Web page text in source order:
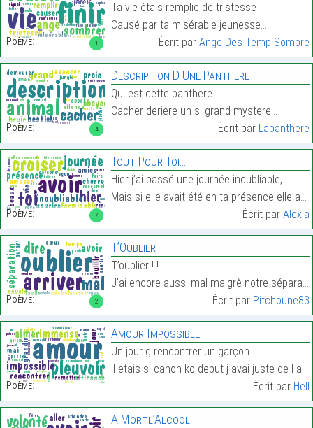
1
Poème:
Ta vie étais remplie de tristesse
Causé par ta misérable jeunesse…
Écrit par Ange Des Temp Sombre
4
Poème:
Description D Une Panthere
Qui est cette panthere
Cacher deriere un si grand mystere…
Écrit par Lapanthere
7
Poème:
Tout Pour Toi…
Hier j’ai passé une journée inoubliable,
Mais si elle avait été en ta présence elle aurait …
Écrit par Alexia
2
Poème:
T’Oublier
T’oublier ! !
J’ai encore aussi mal malgrè notre séparation…
Écrit par Pitchoune83
Poème:
Amour Impossible
Un jour g rencontrer un garçon
Il etais si canon ko debut j avai juste de l attir…
Écrit par Hell
A Mortl’Alcool